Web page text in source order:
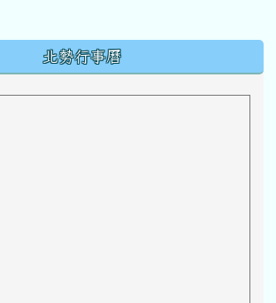
北勢行事曆